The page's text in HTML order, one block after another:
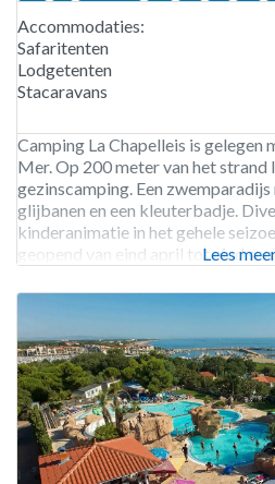
Accommodaties:
Safaritenten
Lodgetenten
Stacaravans
Camping La Chapelleis is gelegen
Mer. Op 200 meter van het
gezinscamping. Een
glijbanen en een kleuterbadje.
kinderanimatie in het gehele
geopend van eind april tot eind
safaritenten.
Lees